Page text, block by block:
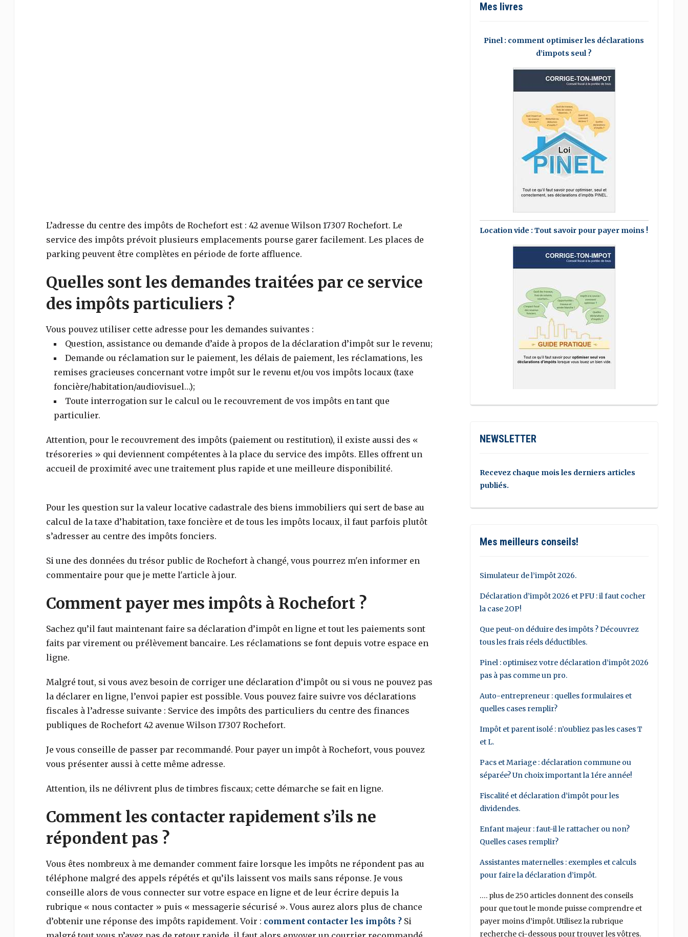
L’adresse du centre des impôts de Rochefort est : 42 avenue Wilson 17307 Rochefort. Le
service des impôts prévoit plusieurs emplacements pourse garer facilement. Les places de
parking peuvent être complètes en période de forte affluence.
Quelles sont les demandes traitées par ce service
des impôts particuliers ?
Vous pouvez utiliser cette adresse pour les demandes suivantes :
Question, assistance ou demande d’aide à propos de la déclaration d’impôt sur le revenu;
Demande ou réclamation sur le paiement, les délais de paiement, les réclamations, les
remises gracieuses concernant votre impôt sur le revenu et/ou vos impôts locaux (taxe
foncière/habitation/audiovisuel…);
Toute interrogation sur le calcul ou le recouvrement de vos impôts en tant que
particulier.
Attention, pour le recouvrement des impôts (paiement ou restitution), il existe aussi des «
trésoreries » qui deviennent compétentes à la place du service des impôts. Elles offrent un
accueil de proximité avec une traitement plus rapide et une meilleure disponibilité.
Pour les question sur la valeur locative cadastrale des biens immobiliers qui sert de base au
calcul de la taxe d’habitation, taxe foncière et de tous les impôts locaux, il faut parfois plutôt
s’adresser au centre des impôts fonciers.
Si une des données du trésor public de Rochefortà changé, vous pourrez m'en informer en
commentaire pour que je mette l'article à jour.
Comment payer mes impôts à Rochefort ?
Sachez qu’il faut maintenant faire sa déclaration d’impôt en ligne et tout les paiements sont
faits par virement ou prélèvement bancaire. Les réclamations se font depuis votre espace en
ligne.
Malgré tout, si vous avez besoin de corriger une déclaration d’impôt ou si vous ne pouvez pas
la déclarer en ligne, l’envoi papier est possible. Vous pouvez faire suivre vos déclarations
fiscales à l’adresse suivante : Service des impôts des particuliers du centre des finances
publiques de Rochefort 42 avenue Wilson 17307 Rochefort.
Je vous conseille de passer par recommandé. Pour payer un impôt à Rochefort, vous pouvez
vous présenter aussi à cette même adresse.
Attention, ils ne délivrent plus de timbres fiscaux; cette démarche se fait en ligne.
Comment les contacter rapidement s’ils ne
répondent pas ?
Vous êtes nombreux à me demander comment faire lorsque les impôts ne répondent pas au
téléphone malgré des appels répétés et qu’ils laissent vos mails sans réponse. Je vous
conseille alors de vous connecter sur votre espace en ligne et de leur écrire depuis la
rubrique « nous contacter » puis « messagerie sécurisé ». Vous aurez alors plus de chance
d’obtenir une réponse des impôts rapidement. Voir : comment contacter les impôts ? Si
Mes livres
Pinel : comment optimiser les déclarations
d’impots seul ?
Location vide : Tout savoir pour payer moins !
NEWSLETTER
Recevez chaque mois les derniers articles
publiés.
Mes meilleurs conseils!
Simulateur de l’impôt 2026.
Déclaration d’impôt 2026 et PFU : il faut cocher
la case 2OP!
Que peut-on déduire des impôts ? Découvrez
tous les frais réels déductibles.
Pinel : optimisez votre déclaration d’impôt 2026
pas à pas comme un pro.
Auto-entrepreneur : quelles formulaires et
quelles cases remplir?
Impôt et parent isolé : n’oubliez pas les cases T
et L.
Pacs et Mariage : déclaration commune ou
séparée? Un choix important la 1ére année!
Fiscalité et déclaration d’impôt pour les
dividendes.
Enfant majeur : faut-il le rattacher ou non?
Quelles cases remplir?
Assistantes maternelles : exemples et calculs
pour faire la déclaration d’impôt.
…. plus de 250 articles donnent des conseils
pour que tout le monde puisse comprendre et
payer moins d’impôt. Utilisez la rubrique
recherche ci-dessous pour trouver les vôtres.